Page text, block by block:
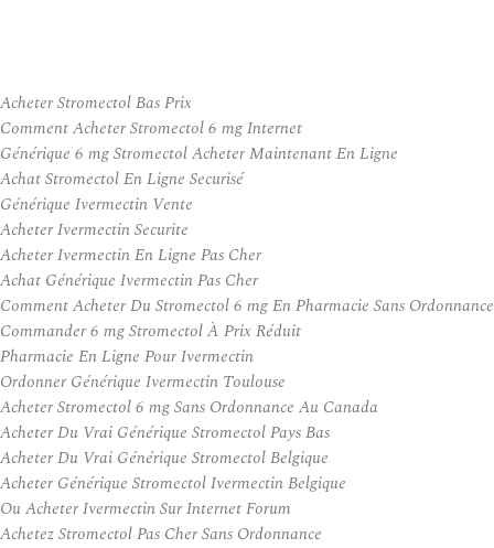
Acheter Stromectol Bas Prix
Comment Acheter Stromectol 6 mg Internet
Générique 6 mg Stromectol Acheter Maintenant En Ligne
Achat Stromectol En Ligne Securisé
Générique Ivermectin Vente
Acheter Ivermectin Securite
Acheter Ivermectin En Ligne Pas Cher
Achat Générique Ivermectin Pas Cher
Comment Acheter Du Stromectol 6 mg En Pharmacie Sans Ordonnance
Commander 6 mg Stromectol À Prix Réduit
Pharmacie En Ligne Pour Ivermectin
Ordonner Générique Ivermectin Toulouse
Acheter Stromectol 6 mg Sans Ordonnance Au Canada
Acheter Du Vrai Générique Stromectol Pays Bas
Acheter Du Vrai Générique Stromectol Belgique
Acheter Générique Stromectol Ivermectin Belgique
Ou Acheter Ivermectin Sur Internet Forum
Achetez Stromectol Pas Cher Sans Ordonnance